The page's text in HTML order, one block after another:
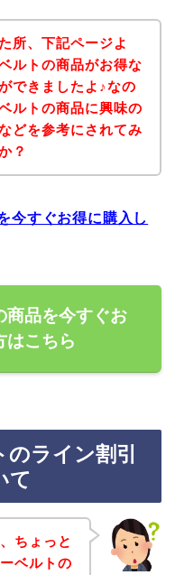
所、下記ページよ
ルトの商品がお得な
できましたよ♪なの
ルトの商品に興味の
どを参考にされてみ
？
今すぐお得に購入し
商品を今すぐお
はこちら
ライン割引
て
ちょっと
ベルトの